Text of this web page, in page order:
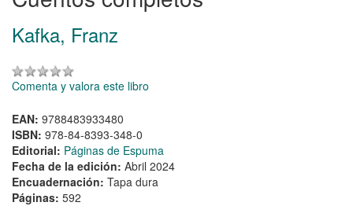
Kafka, Franz
Comenta y valora este libro
EAN: 9788483933480
ISBN: 978-84-8393-348-0
Editorial: Páginas de Espuma
Fecha de la edición: Abril 2024
Encuadernación: Tapa dura
Páginas: 592